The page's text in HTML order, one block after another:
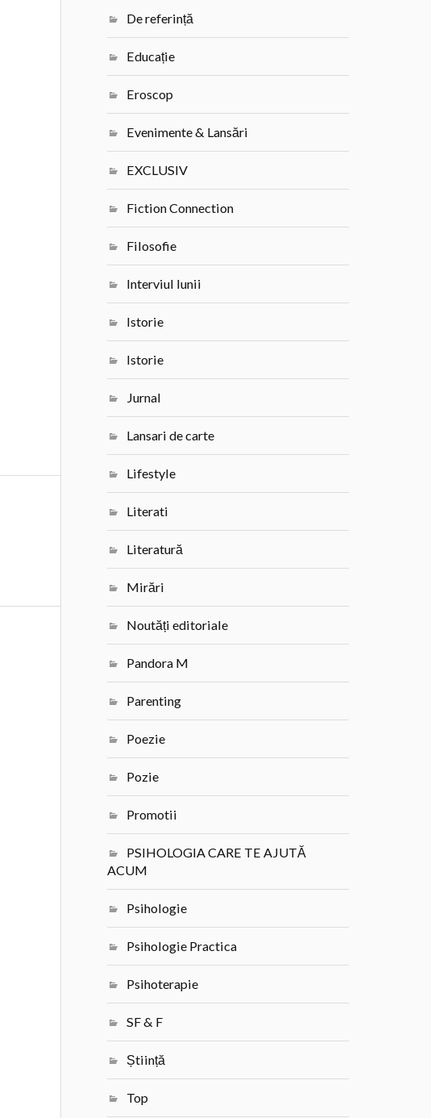
De referință
Educație
Eroscop
Evenimente & Lansări
EXCLUSIV
Fiction Connection
Filosofie
Interviul lunii
Istorie
Istorie
Jurnal
Lansari de carte
Lifestyle
Literati
Literatură
Mirări
Noutăți editoriale
Pandora M
Parenting
Poezie
Pozie
Promotii
PSIHOLOGIA CARE TE AJUTĂ
ACUM
Psihologie
Psihologie Practica
Psihoterapie
SF & F
Știință
Top